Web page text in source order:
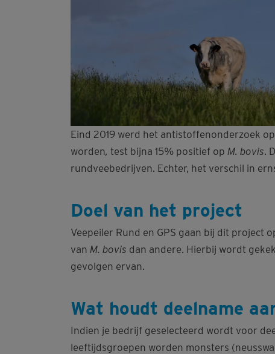
Eind 2019 werd het antistoffenonderzoek op
worden, test bijna 15% positief op M. bovis.
rundveebedrijven. Echter, het verschil in
Doel van het project
Veepeiler Rund en GPS gaan bij dit project
van M. bovis dan andere. Hierbij wordt
gevolgen ervan.
Wat houdt deelname
Indien je bedrijf geselecteerd wordt voor
leeftijdsgroepen worden monsters